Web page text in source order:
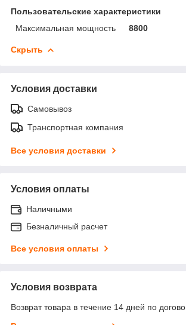
Пользовательские характеристики
Максимальная мощность
8800
Скрыть
Условия доставки
Самовывоз
Транспортная компания
Все условия доставки
Условия оплаты
Наличными
Безналичный расчет
Все условия оплаты
Условия возврата
Возврат товара в течение 14 дней по